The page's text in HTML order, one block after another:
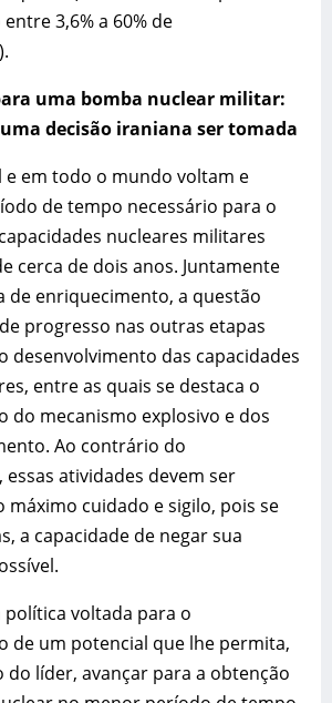
3,6% a 60% de
uma bomba nuclear militar:
decisão iraniana ser tomada
e em todo o mundo voltam e
de tempo necessário para o
nucleares militares
cerca de dois anos. Juntamente
de enriquecimento, a questão
progresso nas outras etapas
desenvolvimento das capacidades
entre as quais se destaca o
do mecanismo explosivo e dos
Ao contrário do
atividades devem ser
máximo cuidado e sigilo, pois se
a capacidade de negar sua
política voltada para o
de um potencial que lhe permita,
do líder, avançar para a obtenção